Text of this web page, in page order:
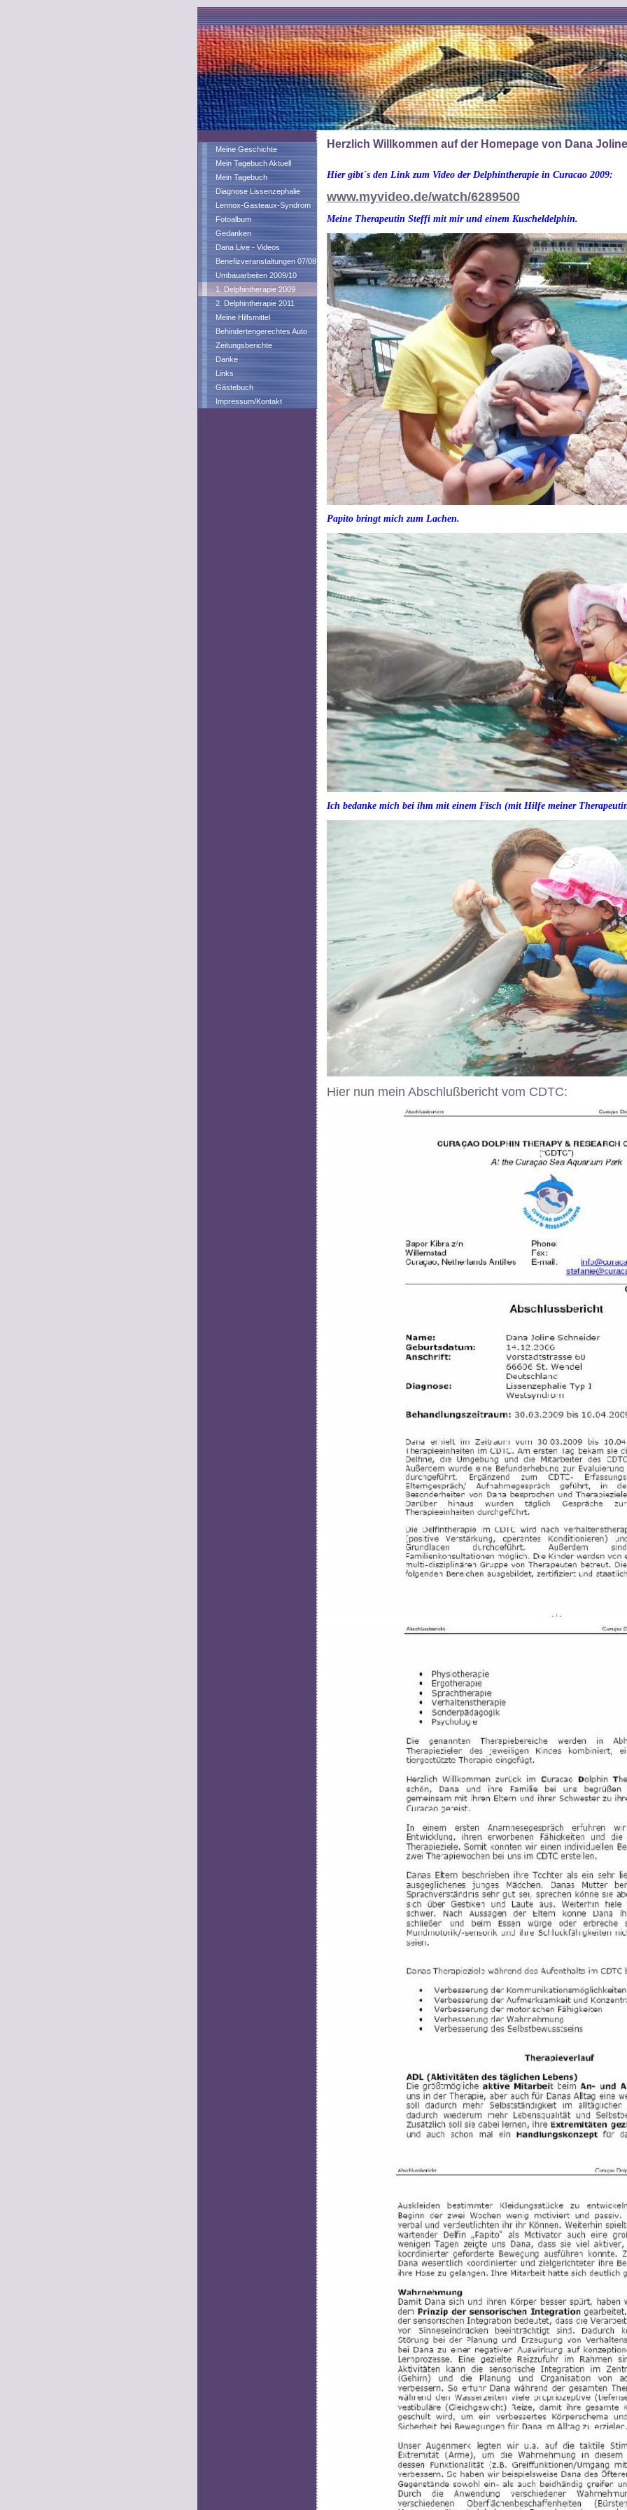
Meine Geschichte
Mein Tagebuch Aktuell
Mein Tagebuch
Diagnose Lissenzephalie
Lennox-Gasteaux-Syndrom
Fotoalbum
Gedanken
Dana Live - Videos
Benefizveranstaltungen 07/08
Umbauarbeiten 2009/10
1. Delphintherapie 2009
2. Delphintherapie 2011
Meine Hilfsmittel
Behindertengerechtes Auto
Zeitungsberichte
Danke
Links
Gästebuch
Impressum/Kontakt
Herzlich Willkommen auf der Homepage von Dana
Hier gibt´s den Link zum Video der Delphintherapie in Curacao 2009:
www.myvideo.de/watch/6289500
Meine Therapeutin Steffi mit mir und einem Kuscheldelphin.
Papito bringt mich zum Lachen.
Ich bedanke mich bei ihm mit einem Fisch (mit Hilfe meiner
Hier nun mein Abschlußbericht vom CDTC: